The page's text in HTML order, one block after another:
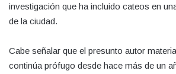
investigación que ha incluido cateos en
de la ciudad.
Cabe señalar que el presunto autor
continúa prófugo desde hace más de un